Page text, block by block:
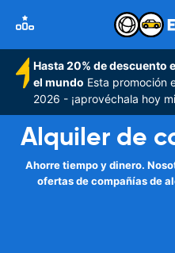
Hasta 20% de descuento
el mundo Esta promoción
2026 - ¡aprovéchala hoy
Alquiler de
Ahorre tiempo y dinero.
ofertas de compañías de